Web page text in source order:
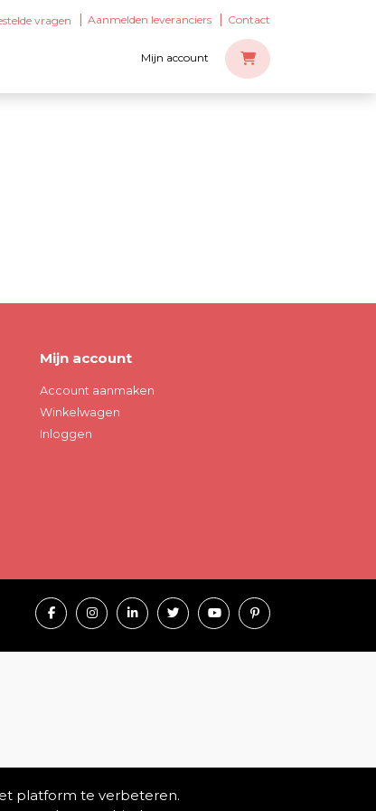
vragen Aanmelden leveranciers Contact
Mijn account
Mijn account
Account aanmaken
Winkelwagen
Inloggen
platform te verbeteren.